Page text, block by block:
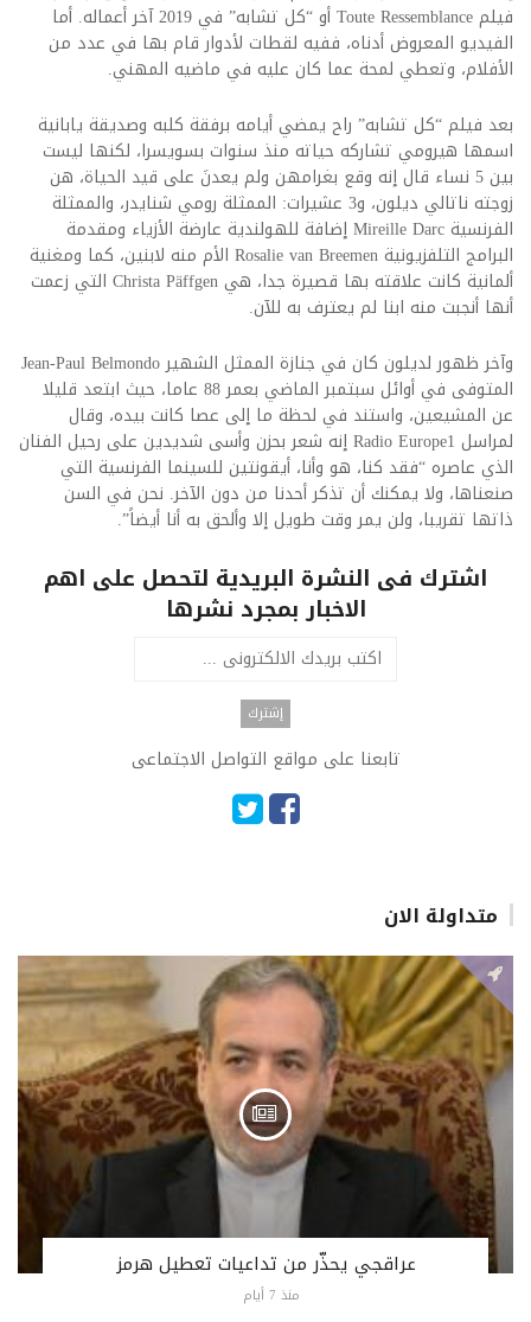
فيلم Toute Ressemblance أو “كل تشابه” في 2019 آخر أعماله. أما
الفيديو المعروض أدناه، ففيه لقطات لأدوار قام بها في عدد من
الأفلام، وتعطي لمحة عما كان عليه في ماضيه المهني.
بعد فيلم “كل تشابه” راح يمضي أيامه برفقة كلبه وصديقة يابانية
اسمها هيرومي تشاركه حياته منذ سنوات بسويسرا، لكنها ليست
بين 5 نساء قال إنه وقع بغرامهن ولم يعدنَ على قيد الحياة، هن
زوجته ناتالي ديلون، و3 عشيرات: الممثلة رومي شنايدر، والممثلة
الفرنسية Mireille Darc إضافة للهولندية عارضة الأزياء ومقدمة
البرامج التلفزيونية Rosalie van Breemen الأم منه لابنين، كما ومغنية
ألمانية كانت علاقته بها قصيرة جدا، هي Christa Päffgen التي زعمت
أنها أنجبت منه ابنا لم يعترف به للآن.
وآخر ظهور لديلون كان في جنازة الممثل الشهير Jean-Paul Belmondo
المتوفى في أوائل سبتمبر الماضي بعمر 88 عاما، حيث ابتعد قليلا
عن المشيعين، واستند في لحظة ما إلى عصا كانت بيده، وقال
لمراسل Radio Europe1 إنه شعر بحزن وأسى شديدين على رحيل الفنان
الذي عاصره “فقد كنا، هو وأنا، أيقونتين للسينما الفرنسية التي
صنعناها، ولا يمكنك أن تذكر أحدنا من دون الآخر. نحن في السن
ذاتها تقريبا، ولن يمر وقت طويل إلا وألحق به أنا أيضاً”.
اشترك فى النشرة البريدية لتحصل على اهم
الاخبار بمجرد نشرها
تابعنا على مواقع التواصل الاجتماعى
متداولة الان
عراقجي يحذّر من تداعيات تعطيل هرمز
منذ 7 أيام